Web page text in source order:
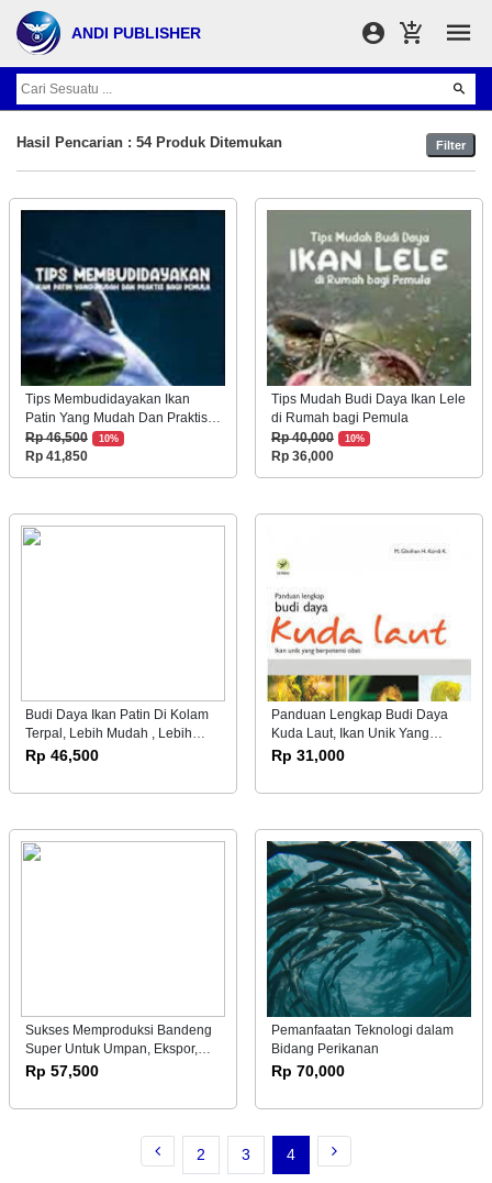
ANDI PUBLISHER
Filter
Hasil Pencarian : 54 Produk Ditemukan
Tips Membudidayakan Ikan
Patin Yang Mudah Dan Praktis
Bagi Pemula
Rp 46,500 10%
Rp 41,850
Tips Mudah Budi Daya Ikan Lele
di Rumah bagi Pemula
Rp 40,000
10%
Rp 36,000
Budi Daya Ikan Patin Di Kolam
Terpal, Lebih Mudah , Lebih
Murah, Lebih Untung
Rp 46,500
Panduan Lengkap Budi Daya
Kuda Laut, Ikan Unik Yang
Berpotensi Obat
Rp 31,000
Sukses Memproduksi Bandeng
Super Untuk Umpan, Ekspor,
Dan Indukan
Rp 57,500
Pemanfaatan Teknologi dalam
Bidang Perikanan
Rp 70,000
2 3 4